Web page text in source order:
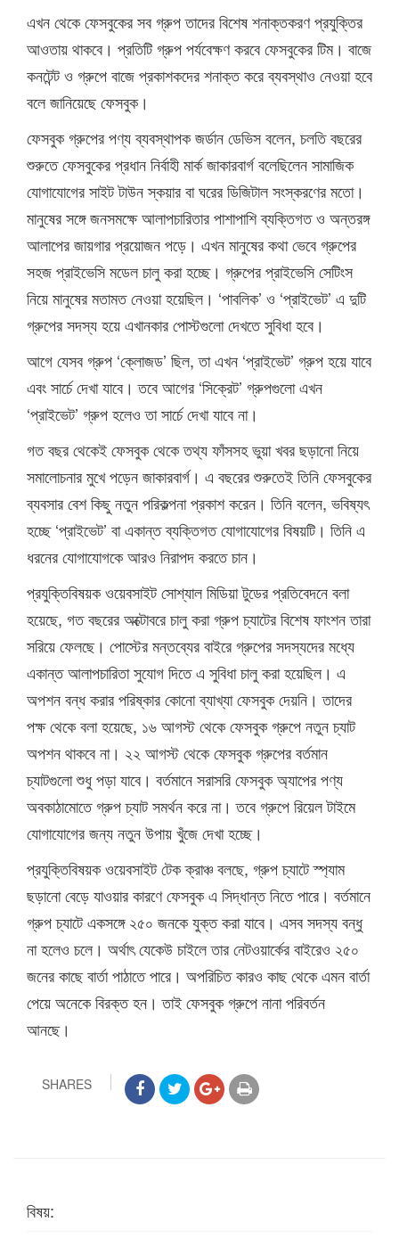
এখন থেকে ফেসবুকের সব গ্রুপ তাদের বিশেষ শনাক্তকরণ প্রযুক্তির
আওতায় থাকবে। প্রতিটি গ্রুপ পর্যবেক্ষণ করবে ফেসবুকের টিম। বাজে
কনটেন্ট ও গ্রুপে বাজে প্রকাশকদের শনাক্ত করে ব্যবস্থাও নেওয়া হবে
বলে জানিয়েছে ফেসবুক।
ফেসবুক গ্রুপের পণ্য ব্যবস্থাপক জর্ডান ডেভিস বলেন, চলতি বছরের
শুরুতে ফেসবুকের প্রধান নির্বাহী মার্ক জাকারবার্গ বলেছিলেন সামাজিক
যোগাযোগের সাইট টাউন স্কয়ার বা ঘরের ডিজিটাল সংস্করণের মতো।
মানুষের সঙ্গে জনসমক্ষে আলাপচারিতার পাশাপাশি ব্যক্তিগত ও অন্তরঙ্গ
আলাপের জায়গার প্রয়োজন পড়ে। এখন মানুষের কথা ভেবে গ্রুপের
সহজ প্রাইভেসি মডেল চালু করা হচ্ছে। গ্রুপের প্রাইভেসি সেটিংস
নিয়ে মানুষের মতামত নেওয়া হয়েছিল। ‘পাবলিক’ ও ‘প্রাইভেট’ এ দুটি
গ্রুপের সদস্য হয়ে এখানকার পোস্টগুলো দেখতে সুবিধা হবে।
আগে যেসব গ্রুপ ‘ক্লোজড’ ছিল, তা এখন ‘প্রাইভেট’ গ্রুপ হয়ে যাবে
এবং সার্চে দেখা যাবে। তবে আগের ‘সিক্রেট’ গ্রুপগুলো এখন
‘প্রাইভেট’ গ্রুপ হলেও তা সার্চে দেখা যাবে না।
গত বছর থেকেই ফেসবুক থেকে তথ্য ফাঁসসহ ভুয়া খবর ছড়ানো নিয়ে
সমালোচনার মুখে পড়েন জাকারবার্গ। এ বছরের শুরুতেই তিনি ফেসবুকের
ব্যবসার বেশ কিছু নতুন পরিকল্পনা প্রকাশ করেন। তিনি বলেন, ভবিষ্যৎ
হচ্ছে ‘প্রাইভেট’ বা একান্ত ব্যক্তিগত যোগাযোগের বিষয়টি। তিনি এ
ধরনের যোগাযোগকে আরও নিরাপদ করতে চান।
প্রযুক্তিবিষয়ক ওয়েবসাইট সোশ্যাল মিডিয়া টুডের প্রতিবেদনে বলা
হয়েছে, গত বছরের অক্টোবরে চালু করা গ্রুপ চ্যাটের বিশেষ ফাংশন তারা
সরিয়ে ফেলছে। পোস্টের মন্তব্যের বাইরে গ্রুপের সদস্যদের মধ্যে
একান্ত আলাপচারিতা সুযোগ দিতে এ সুবিধা চালু করা হয়েছিল। এ
অপশন বন্ধ করার পরিষ্কার কোনো ব্যাখ্যা ফেসবুক দেয়নি। তাদের
পক্ষ থেকে বলা হয়েছে, ১৬ আগস্ট থেকে ফেসবুক গ্রুপে নতুন চ্যাট
অপশন থাকবে না। ২২ আগস্ট থেকে ফেসবুক গ্রুপের বর্তমান
চ্যাটগুলো শুধু পড়া যাবে। বর্তমানে সরাসরি ফেসবুক অ্যাপের পণ্য
অবকাঠামোতে গ্রুপ চ্যাট সমর্থন করে না। তবে গ্রুপে রিয়েল টাইমে
যোগাযোগের জন্য নতুন উপায় খুঁজে দেখা হচ্ছে।
প্রযুক্তিবিষয়ক ওয়েবসাইট টেক ক্রাঞ্চ বলছে, গ্রুপ চ্যাটে স্প্যাম
ছড়ানো বেড়ে যাওয়ার কারণে ফেসবুক এ সিদ্ধান্ত নিতে পারে। বর্তমানে
গ্রুপ চ্যাটে একসঙ্গে ২৫০ জনকে যুক্ত করা যাবে। এসব সদস্য বন্ধু
না হলেও চলে। অর্থাৎ যেকেউ চাইলে তার নেটওয়ার্কের বাইরেও ২৫০
জনের কাছে বার্তা পাঠাতে পারে। অপরিচিত কারও কাছ থেকে এমন বার্তা
পেয়ে অনেকে বিরক্ত হন। তাই ফেসবুক গ্রুপে নানা পরিবর্তন
আনছে।
SHARES
বিষয়: